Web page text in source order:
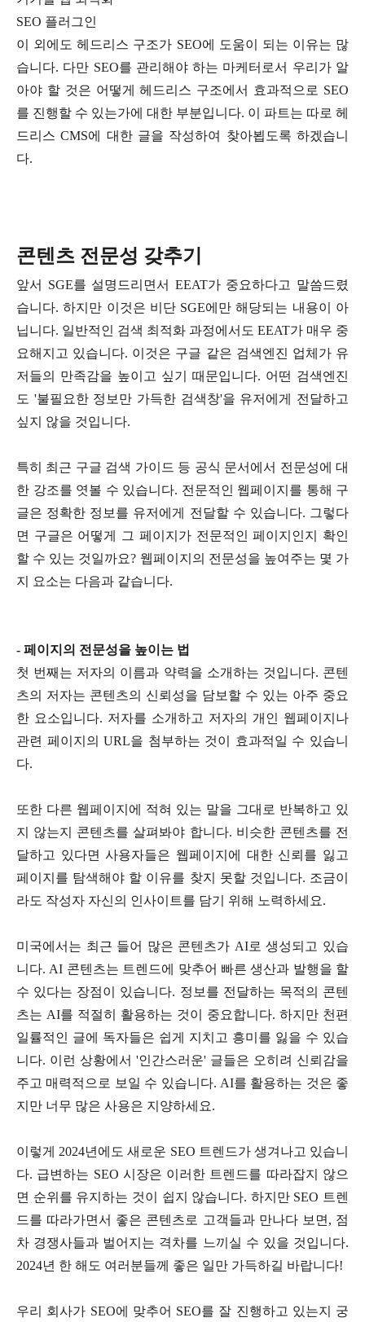
SEO 플러그인
이 외에도 헤드리스 구조가 SEO에 도움이 되는 이유는 많
습니다. 다만 SEO를 관리해야 하는 마케터로서 우리가 알
아야 할 것은 어떻게 헤드리스 구조에서 효과적으로 SEO
를 진행할 수 있는가에 대한 부분입니다. 이 파트는 따로 헤
드리스 CMS에 대한 글을 작성하여 찾아뵙도록 하겠습니
다.
콘텐츠 전문성 갖추기
앞서 SGE를 설명드리면서 EEAT가 중요하다고 말씀드렸
습니다. 하지만 이것은 비단 SGE에만 해당되는 내용이 아
닙니다. 일반적인 검색 최적화 과정에서도 EEAT가 매우 중
요해지고 있습니다. 이것은 구글 같은 검색엔진 업체가 유
저들의 만족감을 높이고 싶기 때문입니다. 어떤 검색엔진
도 '불필요한 정보만 가득한 검색창'을 유저에게 전달하고
싶지 않을 것입니다.
특히 최근 구글 검색 가이드 등 공식 문서에서 전문성에 대
한 강조를 엿볼 수 있습니다. 전문적인 웹페이지를 통해 구
글은 정확한 정보를 유저에게 전달할 수 있습니다. 그렇다
면 구글은 어떻게 그 페이지가 전문적인 페이지인지 확인
할 수 있는 것일까요? 웹페이지의 전문성을 높여주는 몇 가
지 요소는 다음과 같습니다.
- 페이지의 전문성을 높이는 법
첫 번째는 저자의 이름과 약력을 소개하는 것입니다. 콘텐
츠의 저자는 콘텐츠의 신뢰성을 담보할 수 있는 아주 중요
한 요소입니다. 저자를 소개하고 저자의 개인 웹페이지나
관련 페이지의 URL을 첨부하는 것이 효과적일 수 있습니
다.
또한 다른 웹페이지에 적혀 있는 말을 그대로 반복하고 있
지 않는지 콘텐츠를 살펴봐야 합니다. 비슷한 콘텐츠를 전
달하고 있다면 사용자들은 웹페이지에 대한 신뢰를 잃고
페이지를 탐색해야 할 이유를 찾지 못할 것입니다. 조금이
라도 작성자 자신의 인사이트를 담기 위해 노력하세요.
미국에서는 최근 들어 많은 콘텐츠가 AI로 생성되고 있습
니다. AI 콘텐츠는 트렌드에 맞추어 빠른 생산과 발행을 할
수 있다는 장점이 있습니다. 정보를 전달하는 목적의 콘텐
츠는 AI를 적절히 활용하는 것이 중요합니다. 하지만 천편
일률적인 글에 독자들은 쉽게 지치고 흥미를 잃을 수 있습
니다. 이런 상황에서 '인간스러운' 글들은 오히려 신뢰감을
주고 매력적으로 보일 수 있습니다. AI를 활용하는 것은 좋
지만 너무 많은 사용은 지양하세요.
이렇게 2024년에도 새로운 SEO 트렌드가 생겨나고 있습니
다. 급변하는 SEO 시장은 이러한 트렌드를 따라잡지 않으
면 순위를 유지하는 것이 쉽지 않습니다. 하지만 SEO 트렌
드를 따라가면서 좋은 콘텐츠로 고객들과 만나다 보면, 점
차 경쟁사들과 벌어지는 격차를 느끼실 수 있을 것입니다.
2024년 한 해도 여러분들께 좋은 일만 가득하길 바랍니다!
우리 회사가 SEO에 맞추어 SEO를 잘 진행하고 있는지 궁